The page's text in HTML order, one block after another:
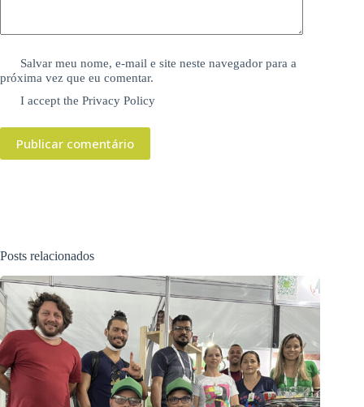
Salvar meu nome, e-mail e site neste navegador para a
próxima vez que eu comentar.
I accept thePrivacy Policy
Publicar comentário
Posts relacionados